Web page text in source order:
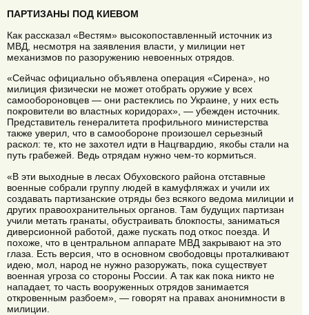
ПАРТИЗАНЫ ПОД КИЕВОМ
Как рассказал «Вестям» высокопоставленный источник из
МВД, несмотря на заявления власти, у милиции нет
механизмов по разоружению невоенных отрядов.
«Сейчас официально объявлена операция «Сирена», но
милиция физически не может отобрать оружие у всех
самообороновцев — они растеклись по Украине, у них есть
покровители во властных коридорах», — убежден источник.
Представитель генералитета профильного министерства
также уверил, что в самообороне произошел серьезный
раскол: те, кто не захотел идти в Нацгвардию, якобы стали на
путь грабежей. Ведь отрядам нужно чем-то кормиться.
«В эти выходные в лесах Обуховского района отставные
военные собрали группу людей в камуфляжах и учили их
создавать партизанские отряды без всякого ведома милиции и
других правоохранительных органов. Там будущих партизан
учили метать гранаты, обустраивать блокпосты, заниматься
диверсионной работой, даже пускать под откос поезда. И
похоже, что в центральном аппарате МВД закрывают на это
глаза. Есть версия, что в основном свободовцы проталкивают
идею, мол, народ не нужно разоружать, пока существует
военная угроза со стороны России. А так как пока никто не
нападает, то часть вооруженных отрядов занимается
откровенным разбоем», — говорят на правах анонимности в
милиции.